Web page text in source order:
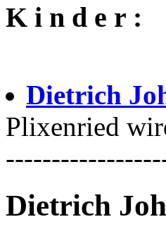
K i n d e r :
Dietrich
Plixenried
Dietrich